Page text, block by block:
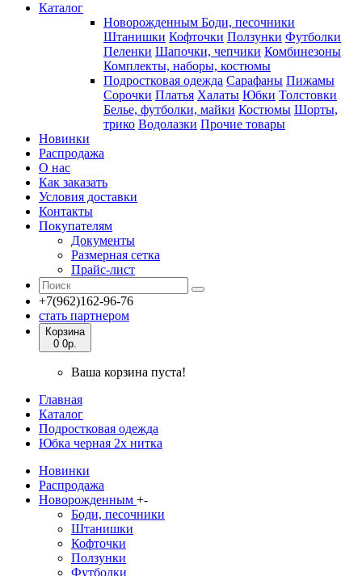
Каталог
Новорожденным Боди, песочники
Штанишки Кофточки Ползунки Футболки
Пеленки Шапочки, чепчики Комбинезоны
Комплекты, наборы, костюмы
Подростковая одежда Сарафаны Пижамы
Сорочки Платья Халаты Юбки Толстовки
Белье, футболки, майки Костюмы Шорты,
трико Водолазки Прочие товары
Новинки
Распродажа
О нас
Как заказать
Условия доставки
Контакты
Покупателям
Документы
Размерная сетка
Прайс-лист
+7(962)162-96-76
стать партнером
Корзина
0 0р.
Ваша корзина пуста!
Главная
Каталог
Подростковая одежда
Юбка черная 2х нитка
Новинки
Распродажа
Новорожденным +-
Боди, песочники
Штанишки
Кофточки
Ползунки
Футболки